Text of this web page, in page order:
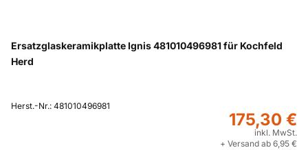
Ersatzglaskeramikplatte Ignis 481010496981 für Kochfeld
Herd
Herst.-Nr.: 481010496981
175,30 €
inkl. MwSt.
+ Versand ab 6,95 €